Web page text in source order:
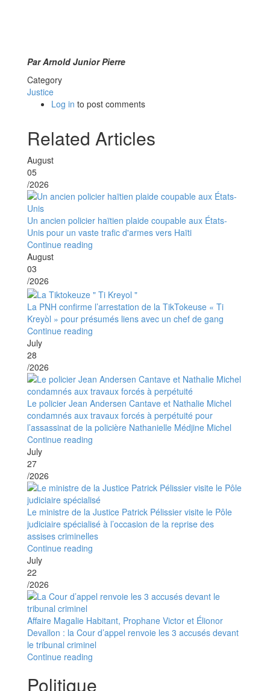
Par Arnold Junior Pierre
Category
Justice
Log in to post comments
Related Articles
August
05
/2026
Un ancien policier haïtien plaide coupable aux États-
Unis pour un vaste trafic d'armes vers Haïti
Continue reading
August
03
/2026
La PNH confirme l’arrestation de la TikTokeuse « Ti
Kreyòl » pour présumés liens avec un chef de gang
Continue reading
July
28
/2026
Le policier Jean Andersen Cantave et Nathalie Michel
condamnés aux travaux forcés à perpétuité pour
l’assassinat de la policière Nathanielle Médjine Michel
Continue reading
July
27
/2026
Le ministre de la Justice Patrick Pélissier visite le Pôle
judiciaire spécialisé à l’occasion de la reprise des
assises criminelles
Continue reading
July
22
/2026
Affaire Magalie Habitant, Prophane Victor et Élionor
Devallon : la Cour d’appel renvoie les 3 accusés devant
le tribunal criminel
Continue reading
Politique